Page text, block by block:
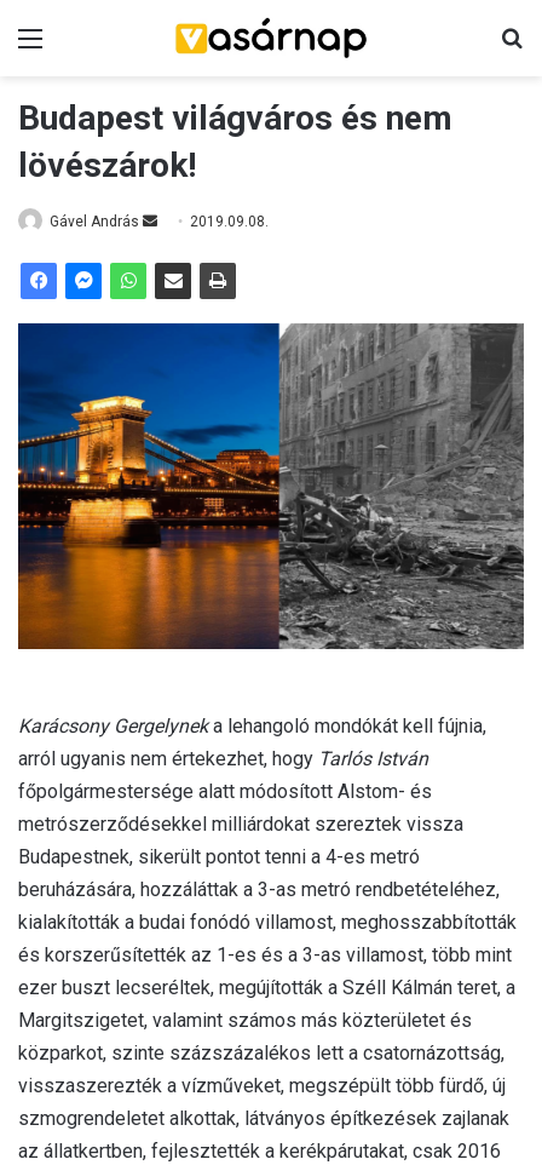
Budapest világváros és nem
lövészárok!
Gável András
n
a
i
l
2019.09.08.
Karácsony Gergelyneka lehangoló mondókát kell fújnia,
arról ugyanis nem értekezhet, hogy Tarlós István
főpolgármestersége alatt módosított Alstom- és
metrószerződésekkel milliárdokat szereztek vissza
Budapestnek, sikerült pontot tenni a 4-es metró
beruházására, hozzáláttak a 3-as metró rendbetételéhez,
kialakították a budai fonódó villamost, meghosszabbították
és korszerűsítették az 1-es és a 3-as villamost, több mint
ezer buszt lecseréltek, megújították a Széll Kálmán teret, a
Margitszigetet, valamint számos más közterületet és
közparkot, szinte százszázalékos lett a csatornázottság,
visszaszerezték a vízműveket, megszépült több fürdő, új
szmogrendeletet alkottak, látványos építkezések zajlanak
az állatkertben, fejlesztették a kerékpárutakat, csak 2016